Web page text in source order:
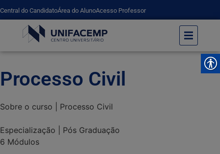
Central do CandidatoÁrea do AlunoAcesso Professor
Processo Civil
Sobre o curso | Processo Civil
Especialização
Pós Graduação
6 Módulos